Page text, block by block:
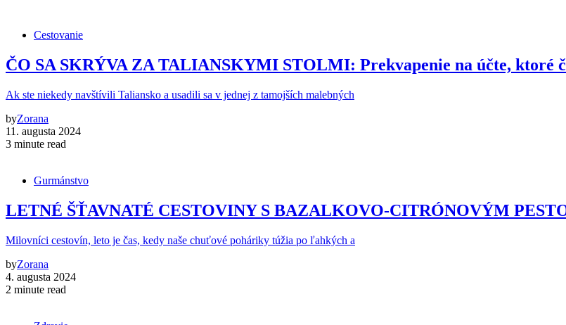
Cestovanie
ČO SA SKRÝVA ZA TALIANSKYMI STOLMI: Prekvapenie na účte, ktoré
Ak ste niekedy navštívili Taliansko a usadili sa v jednej z tamojších malebných
byZorana
11. augusta 2024
3 minute read
Gurmánstvo
LETNÉ ŠŤAVNATÉ CESTOVINY S BAZALKOVO-CITRÓNOVÝM
Milovníci cestovín, leto je čas, kedy naše chuťové poháriky túžia po ľahkých a
byZorana
4. augusta 2024
2 minute read